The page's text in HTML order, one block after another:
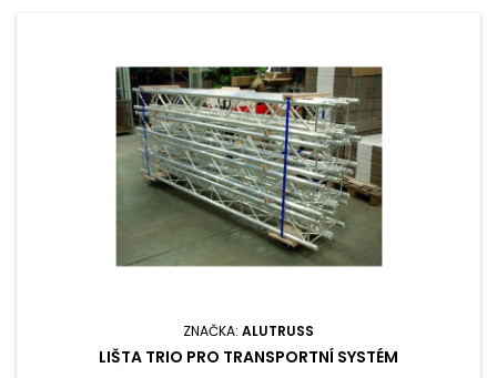
ZNAČKA: ALUTRUSS
LIŠTA TRIO PRO TRANSPORTNÍ SYSTÉM